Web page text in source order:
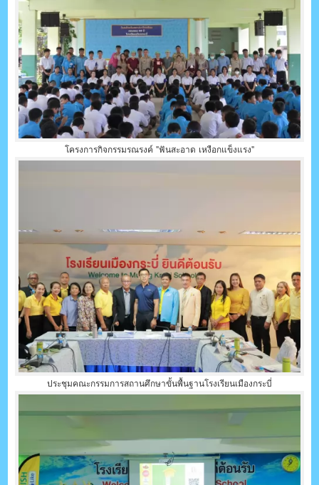
โครงการกิจกรรมรณรงค์ "ฟันสะอาด เหงือกแข็งแรง"
ประชุมคณะกรรมการสถานศึกษาขั้นพื้นฐานโรงเรียนเมืองกระบี่